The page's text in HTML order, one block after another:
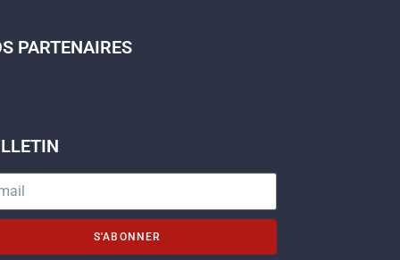
PARTENAIRES
S'ABONNER